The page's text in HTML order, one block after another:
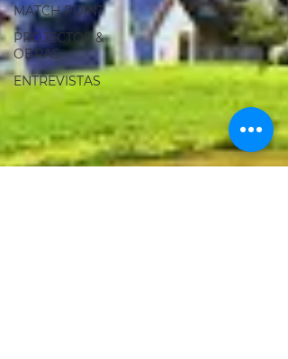
MATCH POINT
PROJECTOS &
OBRAS
ENTREVISTAS